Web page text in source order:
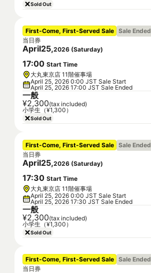
Sold Out
First-Come, First-Served Sale Sale Ended
当日券
April25,2026 (Saturday)
17:00 Start Time
大丸東京店 11階催事場
April 25, 2026 0:00 JST Sale Start
April 25, 2026 17:00 JST Sale Ended
一般
¥2,300(tax included)
小学生（¥1,300）
Sold Out
First-Come, First-Served Sale Sale Ended
当日券
April25,2026 (Saturday)
17:30 Start Time
大丸東京店 11階催事場
April 25, 2026 0:00 JST Sale Start
April 25, 2026 17:30 JST Sale Ended
一般
¥2,300(tax included)
小学生（¥1,300）
Sold Out
First-Come, First-Served Sale Sale Ended
当日券